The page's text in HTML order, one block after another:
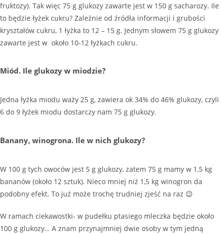
fruktozy). Tak więc 75 g glukozy zawarte jest w 150 g sacharozy. Ile
to będzie łyżek cukru? Zależnie od źródła informacji i grubości
kryształów cukru, 1 łyżka to 12 – 15 g. Jednym słowem 75 g glukozy
zawarte jest w około 10-12 łyżkach cukru.
Miód. Ile glukozy w miodzie?
Jedna łyżka miodu waży 25 g, zawiera ok 34% do 46% glukozy, czyli
6 do 9 łyżek miodu dostarczy nam 75 g glukozy.
Banany, winogrona. Ile w nich glukozy?
W 100 g tych owoców jest 5 g glukozy, zatem 75 g mamy w 1,5 kg
bananów (około 12 sztuk). Nieco mniej niż 1,5 kg winogron da
podobny efekt. To już może trochę trudniej zjeść na raz 😉
W ramach ciekawostki- w pudełku ptasiego mleczka będzie około
100 g glukozy… A znam przynajmniej dwie osoby w tym jedną